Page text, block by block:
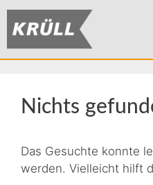
Nichts
Das Gesuchte konnte
werden. Vielleicht hilft